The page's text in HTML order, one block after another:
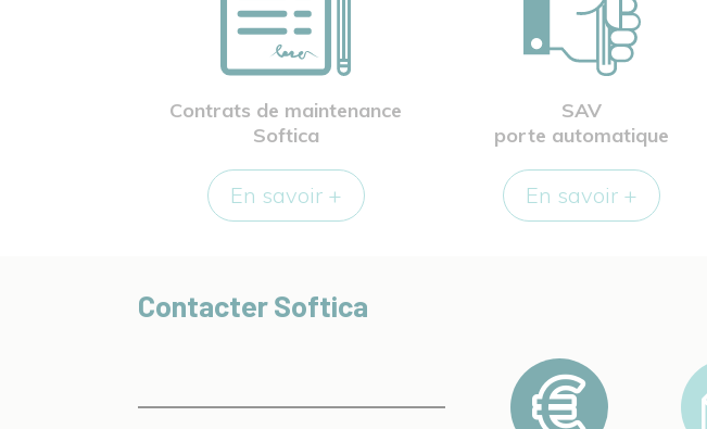
Contrats de maintenance
Softica
En savoir +
SAV
porte automatique
En savoir +
Contacter Softica